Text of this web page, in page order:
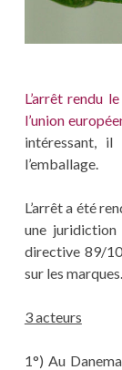
L’arrêt rendu
l’union
intéressant,
l’emballage.
L’arrêt a été
une juridiction
directive 89/
sur les marques.
3 acteurs
1°) Au